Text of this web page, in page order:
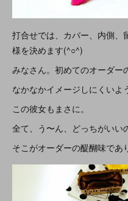
打合せでは、カバー、内側、
様を決めます(^○^)
みなさん。初めてのオーダ
なかなかイメージしにくいよ
この彼女もまさに。
全て、う〜ん、どっちがいい
そこがオーダーの醍醐味であ